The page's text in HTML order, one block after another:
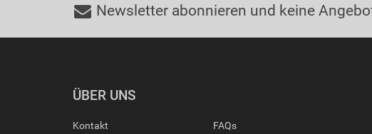
Newsletter abonnieren und keine
ÜBER UNS
Kontakt
FAQs